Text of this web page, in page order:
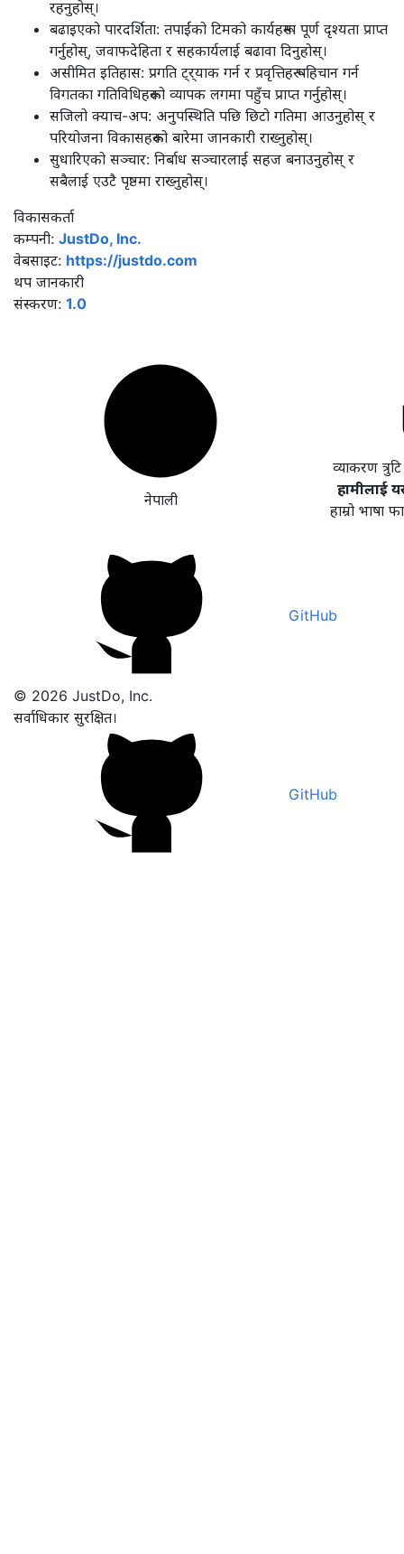
रहनुहोस्।
बढाइएको पारदर्शिता: तपाईंको टिमको कार्यहरूमा पूर्ण दृश्यता प्राप्त
गर्नुहोस्, जवाफदेहिता र सहकार्यलाई बढावा दिनुहोस्।
असीमित इतिहास: प्रगति ट्र्याक गर्न र प्रवृत्तिहरू पहिचान गर्न
विगतका गतिविधिहरूको व्यापक लगमा पहुँच प्राप्त गर्नुहोस्।
सजिलो क्याच-अप: अनुपस्थिति पछि छिटो गतिमा आउनुहोस् र
परियोजना विकासहरूको बारेमा जानकारी राख्नुहोस्।
सुधारिएको सञ्चार: निर्बाध सञ्चारलाई सहज बनाउनुहोस् र
सबैलाई एउटै पृष्ठमा राख्नुहोस्।
विकासकर्ता
कम्पनी: JustDo, Inc.
वेबसाइट: https://justdo.com
थप जानकारी
संस्करण: 1.0
नेपाली
व्याकरण
हामीलाई
हाम्रो भाषा
GitHub
© 2026 JustDo, Inc.
सर्वाधिकार सुरक्षित।
GitHub